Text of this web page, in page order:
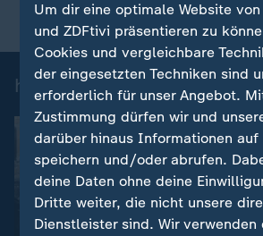
heute-Nachrichten:
Um dir eine optimale Website von
und ZDFtivi präsentieren zu
Cookies und vergleichbare
der eingesetzten Techniken sind
erforderlich für unser Angebot.
Zustimmung dürfen wir und
darüber hinaus Informationen auf
speichern und/oder abrufen.
deine Daten ohne deine
Dritte weiter, die nicht unsere
Dienstleister sind. Wir verwenden